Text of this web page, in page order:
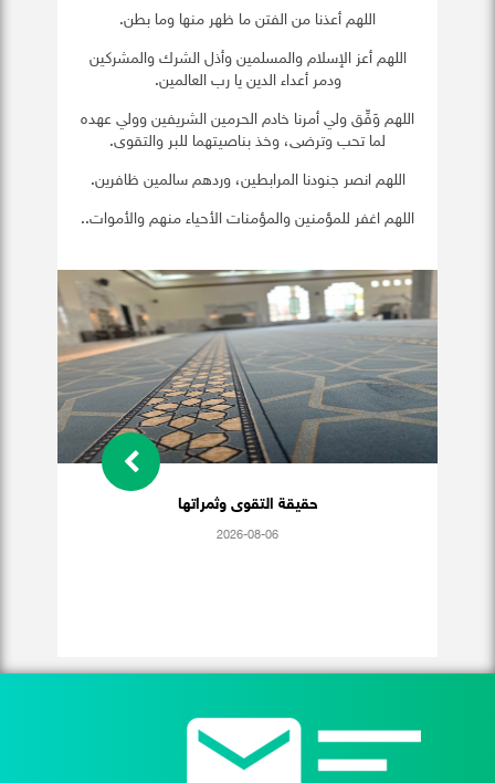
اللهم أعذنا من الفتن ما ظهر منها وما بطن.
اللهم أعز الإسلام والمسلمين وأذل الشرك والمشركين
ودمر أعداء الدين يا رب العالمين.
اللهم وَفِّق ولي أمرنا خادم الحرمين الشريفين وولي عهده
لما تحب وترضى، وخذ بناصيتهما للبر والتقوى.
اللهم انصر جنودنا المرابطين، وردهم سالمين ظافرين.
اللهم اغفر للمؤمنين والمؤمنات الأحياء منهم والأموات..
حقيقة التقوى وثمراتها
2026-08-06